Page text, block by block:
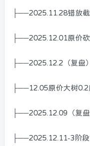
├──2025.11.28错放
├──2025.12.01原价
├──2025.12.2（复盘
├──12.05原价大树0.2
├──2025.12.09（复
├──2025.12.11-3阶段